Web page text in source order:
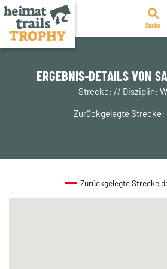
Zum
Suche
ERGEBNIS-DETAILS VON
Strecke: // Disziplin:
Zurückgelegte Strecke:
Zurückgelegte Strecke